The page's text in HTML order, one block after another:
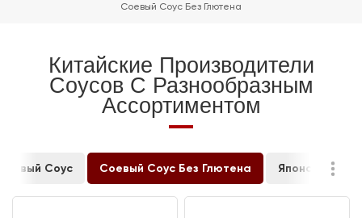
русский
العربية
Соевый Соус Без Глютена
Китайские Производители
Соусов С Разнообразным
Ассортиментом
Соус Соевый Соус Без Глютена Японская